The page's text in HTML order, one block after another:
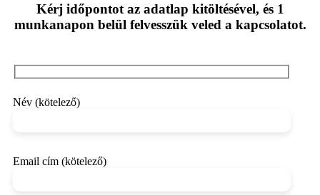
Kérj időpontot az adatlap kitöltésével, és 1
munkanapon belül felvesszük veled a kapcsolatot.
Név (kötelező)
Email cím (kötelező)